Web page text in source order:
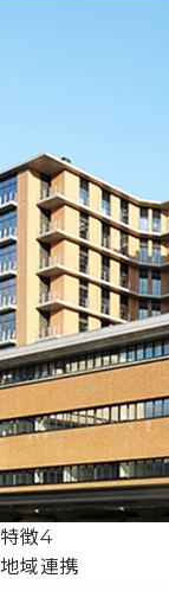
特徴4
地域連携